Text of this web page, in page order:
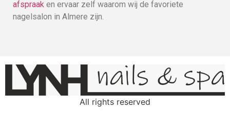
afspraak en ervaar zelf waarom wij de favoriete
nagelsalon in Almere zijn.
All rights reserved